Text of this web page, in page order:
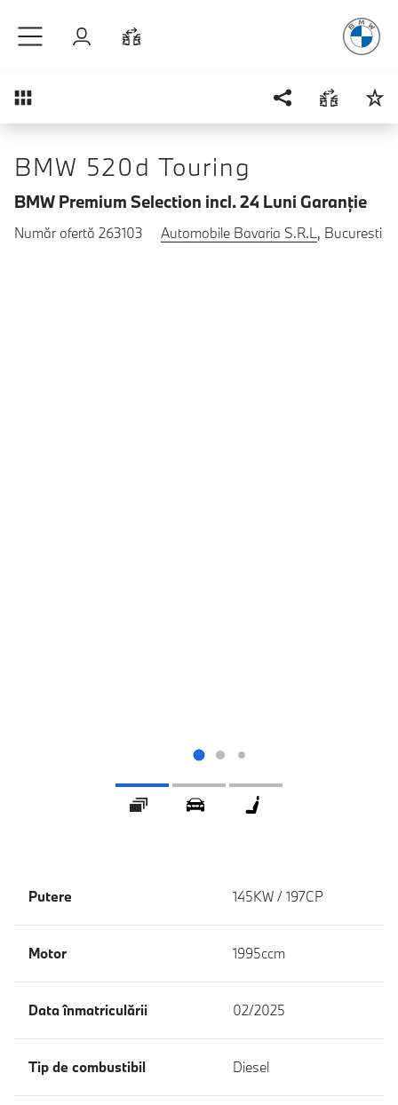
Autentificare
Prezentare generală
BMW 520d Touring
BMW Premium Selection incl. 24 Luni Garanţie
Număr ofertă 263103 Automobile Bavaria S.R.L, Bucuresti
Galerie 360 ° Exterior
Putere 145KW / 197CP
Motor 1995ccm
Data înmatriculării 02/2025
Tip de combustibil Diesel